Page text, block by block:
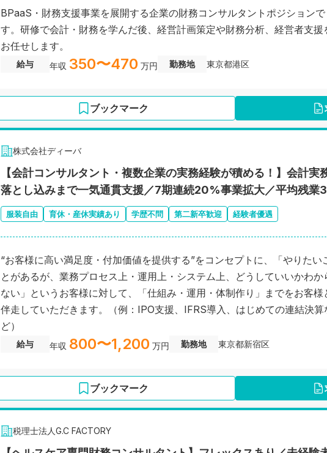
BPaaS・財務支援事業を展開する企業の財務コンサルタントポジションで
す。研修で会計・財務を学んだ後、経営計画策定や財務分析、経営者支援
お任せします。
給与 年収 350〜470 万円 勤務地 東京都港区
ブックマーク
株式会社ディーバ
【会計コンサルタント・複数企業の実務経験が積める！】会計
落とし込みまで一気通貫支援／7期連続20%事業拡大／平均残業
服装自由 育休・産休実績あり 学歴不問 第二新卒歓迎 経験者優遇
“お客様に高い満足度・付加価値を提供する”をコンセプトに、「やりたい
とがあるが、業務プロセス上・運用上・システム上、どうしていいかわか
ない」というお客様に対して、「仕組み・運用・体制作り」までをお客様
伴走していただきます。（例：IPO支援、IFRS導入、はじめての連結決算
ど）
給与 年収 800〜1,200 万円 勤務地 東京都新宿区
ブックマーク
税理士法人G.C FACTORY